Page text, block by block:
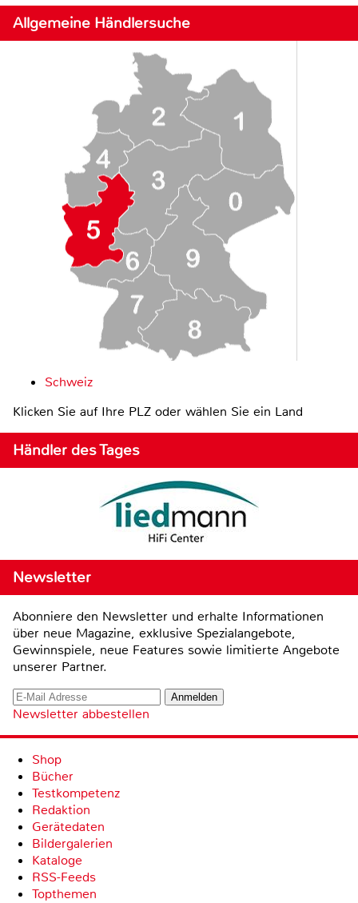
Allgemeine Händlersuche
Schweiz
Klicken Sie auf Ihre PLZ oder wählen Sie ein Land
Händler des Tages
Newsletter
Abonniere den Newsletter und erhalte Informationen
über neue Magazine, exklusive Spezialangebote,
Gewinnspiele, neue Features sowie limitierte Angebote
unserer Partner.
Newsletter abbestellen
Shop
Bücher
Testkompetenz
Redaktion
Gerätedaten
Bildergalerien
Kataloge
RSS-Feeds
Topthemen